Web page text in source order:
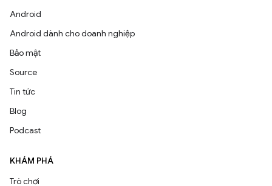
Android
Android dành cho doanh nghiệp
Bảo mật
Source
Tin tức
Blog
Podcast
KHÁM PHÁ
Trò chơi